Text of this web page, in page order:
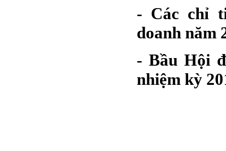
- Các chỉ
doanh năm
- Bầu Hội
nhiệm kỳ